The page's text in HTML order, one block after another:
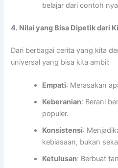
belajar dari contoh
4. Nilai yang Bisa Dipetik dari
Dari berbagai cerita yang kita
universal yang bisa kita ambil:
Empati: Merasakan
Keberanian: Berani
populer.
Konsistensi:
kebiasaan, bukan
Ketulusan: Berbuat